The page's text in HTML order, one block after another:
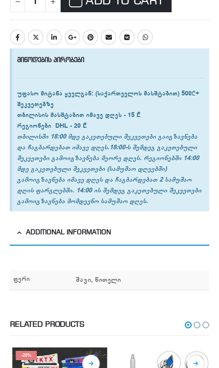
მიწოდების პირობები
უფასო მიტანა ყველგან: (საქართველოს მასშტაბით) 500₾+
შეკვეთებზე
თბილისის მასშტაბით იმავე დღეს -15 ₾
რეგიონები DHL -20 ₾
თბილისში 18:00 მდე გაკეთებული შეკვეთები გაიგზავნება
და ჩაგბარდებათ იმავე დღეს.18:00-ს შემდეგ გაკეთებული
შეკვეთები გამოიგზავნება მეორე დღეს. რეგიონებში 14:00
მდე გაკეთებული შეკვეთები (სამუშაო დღეებში)
გამოიგზავნება იმავე დღეს და ჩაგბარდებათ 2 სამუშაო
დღის ფარგლებში. 14:00 ის შემდეგ გაკეთებული შეკვეთები
გამოიგზავნება მომდევნო სამუშაო დღეს.
ADDITIONAL INFORMATION
ფერი შავი, წითელი
RELATED PRODUCTS
-20%